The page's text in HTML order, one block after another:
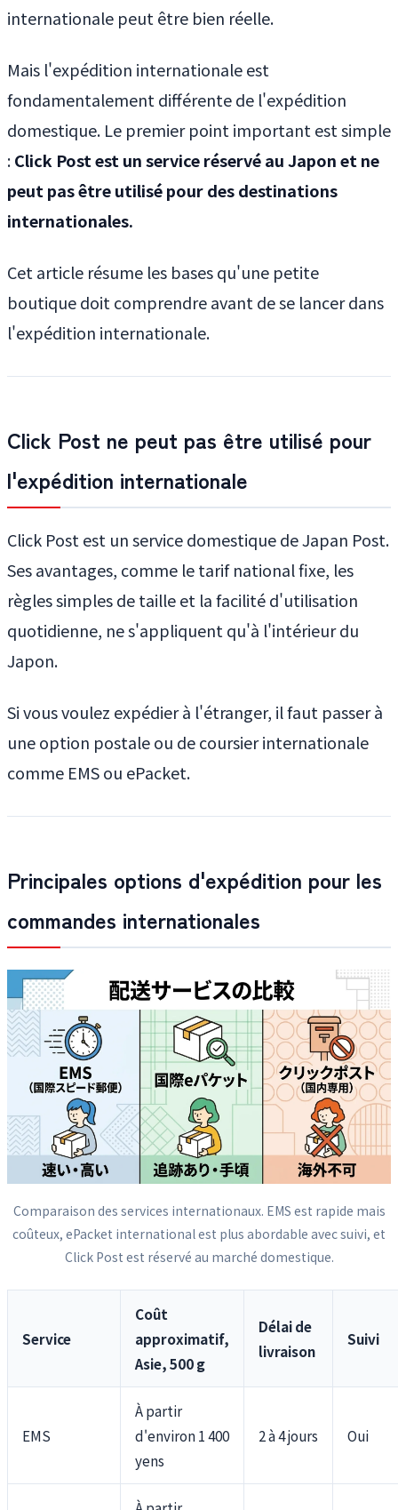
internationale peut être bien réelle.
Mais l'expédition internationale est
fondamentalement différente de l'expédition
domestique. Le premier point important est simple
:Click Post est un service réservé au Japon et ne
peut pas être utilisé pour des destinations
internationales.
Cet article résume les bases qu'une petite
boutique doit comprendre avant de se lancer dans
l'expédition internationale.
Click Post ne peut pas être utilisé pour
l'expédition internationale
Click Post est un service domestique de Japan Post.
Ses avantages, comme le tarif national fixe, les
règles simples de taille et la facilité d'utilisation
quotidienne, ne s'appliquent qu'à l'intérieur du
Japon.
Si vous voulez expédier à l'étranger, il faut passer à
une option postale ou de coursier internationale
comme EMS ou ePacket.
Principales options d'expédition pour les
commandes internationales
Comparaison des services internationaux. EMS est rapide mais
coûteux, ePacket international est plus abordable avec suivi, et
Click Post est réservé au marché domestique.
Service
Coût
approximatif,
Asie, 500 g
Délai de
livraison
Suivi
EMS
À partir
d'environ 1 400
yens
2 à 4 jours Oui